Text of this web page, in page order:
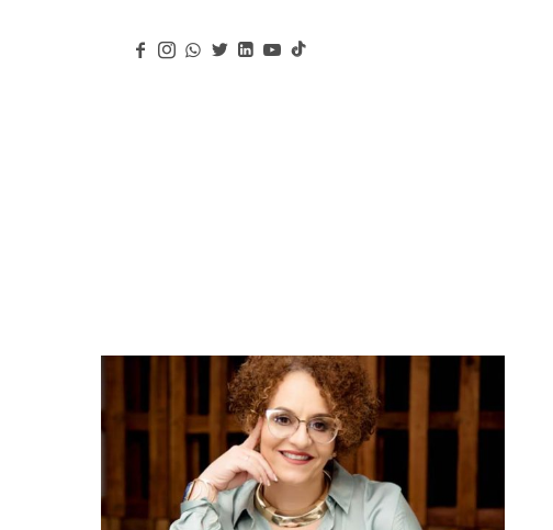
Jean Carla Saba
Conferencista, Escritora y Coach Ejecutiva y de Vida